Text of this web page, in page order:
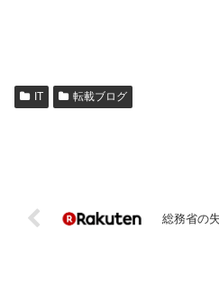
IT 転載ブログ
総務省の